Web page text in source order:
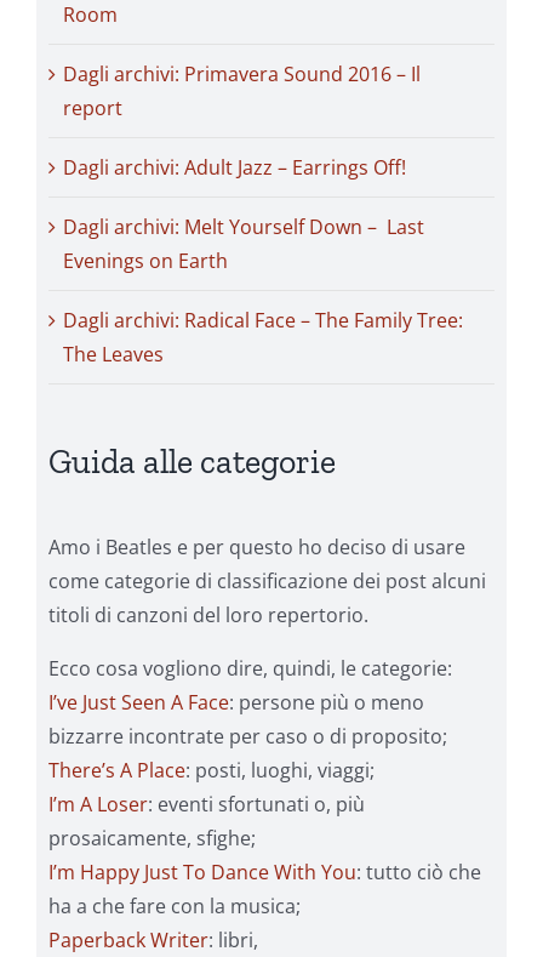
Room
Dagli archivi: Primavera Sound 2016 – Il
report
Dagli archivi: Adult Jazz – Earrings Off!
Dagli archivi: Melt Yourself Down – Last
Evenings on Earth
Dagli archivi: Radical Face – The Family Tree:
The Leaves
Guida alle categorie
Amo i Beatles e per questo ho deciso di usare
come categorie di classificazione dei post alcuni
titoli di canzoni del loro repertorio.
Ecco cosa vogliono dire, quindi, le categorie:
I’ve Just Seen A Face: persone più o meno
bizzarre incontrate per caso o di proposito;
There’s A Place: posti, luoghi, viaggi;
I’m A Loser: eventi sfortunati o, più
prosaicamente, sfighe;
I’m Happy Just To Dance With You: tutto ciò che
ha a che fare con la musica;
Paperback Writer: libri,